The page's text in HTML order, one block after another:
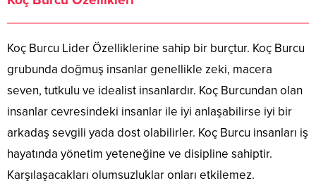
Koç Burcu Lider Özelliklerine sahip bir burçtur. Koç Burcu
grubunda doğmuş insanlar genellikle zeki, macera
seven, tutkulu ve idealist insanlardır. Koç Burcundan olan
insanlar cevresindeki insanlar ile iyi anlaşabilirse iyi bir
arkadaş sevgili yada dost olabilirler. Koç Burcu insanları iş
hayatında yönetim yeteneğine ve disipline sahiptir.
Karşılaşacakları olumsuzluklar onları etkilemez.